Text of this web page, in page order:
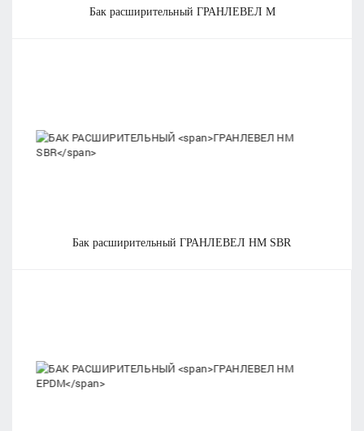
бак расширительный ГРАНЛЕВЕЛ M
бак расширительный ГРАНЛЕВЕЛ HM SBR